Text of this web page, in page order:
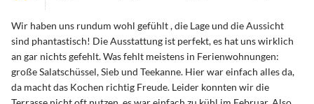
Wir haben uns rundum wohl gefühlt , die Lage und die Aussicht
sind phantastisch! Die Ausstattung ist perfekt, es hat uns wirklich
an gar nichts gefehlt. Was fehlt meistens in Ferienwohnungen:
große Salatschüssel, Sieb und Teekanne. Hier war einfach alles da,
da macht das Kochen richtig Freude. Leider konnten wir die